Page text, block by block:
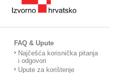
FAQ & Upute
Najčešća korisnička pitanja
i odgovori
Upute za korištenje